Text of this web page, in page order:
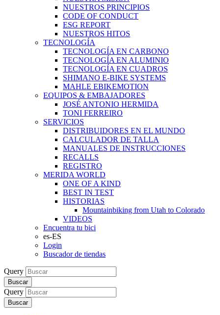
NUESTROS PRINCIPIOS
CODE OF CONDUCT
ESG REPORT
NUESTROS HITOS
TECNOLOGÍA
TECNOLOGÍA EN CARBONO
TECNOLOGÍA EN ALUMINIO
TECNOLOGÍA EN CUADROS
SHIMANO E-BIKE SYSTEMS
MAHLE EBIKEMOTION
EQUIPOS & EMBAJADORES
JOSÉ ANTONIO HERMIDA
TONI FERREIRO
SERVICIOS
DISTRIBUIDORES EN EL MUNDO
CALCULADOR DE TALLA
MANUALES DE INSTRUCCIONES
RECALLS
REGISTRO
MERIDA WORLD
ONE OF A KIND
BEST IN TEST
HISTORIAS
Mountainbiking from Utah to Colorado
VIDEOS
Encuentra tu bici
es-ES
Login
Buscador de tiendas
Query
Buscar
Query
Buscar